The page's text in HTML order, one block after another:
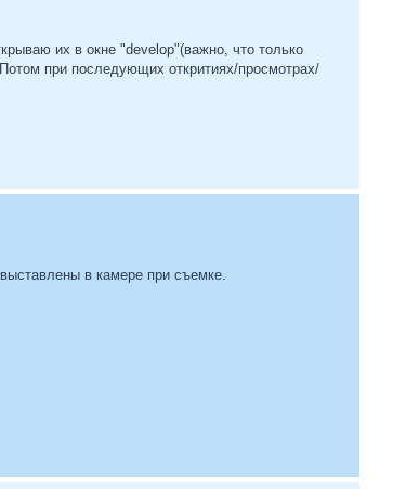
их в окне "develop"(важно, что только
при последующих откритиях/просмотрах/
в камере при съемке.